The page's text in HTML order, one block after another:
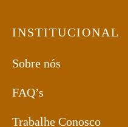
INSTITUCIONAL
Sobre nós
FAQ’s
Trabalhe Conosco